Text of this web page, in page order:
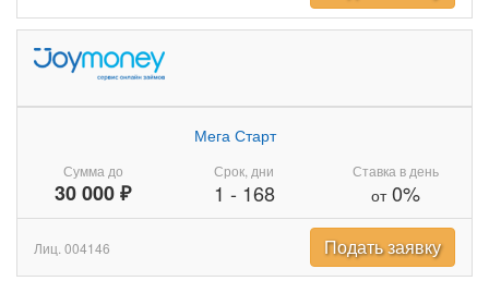
Сумма до
30 000 ₽
Мега Старт
Срок, дни
1 - 168
Ставка в день
от0%
Лиц. 004146 Подать заявку